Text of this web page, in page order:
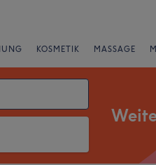
KOSMETIK MASSAGE